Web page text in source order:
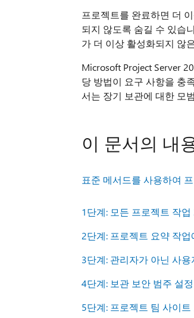
프로젝트를 완료하면 더
되지 않도록 숨길 수 있습
가 더 이상 활성화되지 않
Microsoft Project Server
당 방법이 요구 사항을 충
서는 장기 보관에 대한 모
이 문서의 내
표준 메서드를 사용하여
1단계: 모든 프로젝트 작업
2단계: 프로젝트 요약 작
3단계: 관리자가 아닌 사
4단계: 보관 보안 범주 설정
5단계: 프로젝트 팀 사이트